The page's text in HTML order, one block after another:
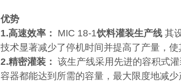
优势
1.高速效率： MIC 18-1饮料灌装生产线其
技术显著减少了停机时间并提高了产量，
2.精密灌装： 该生产线采用先进的容积式
容器都能达到所需的容量，最大限度地减少